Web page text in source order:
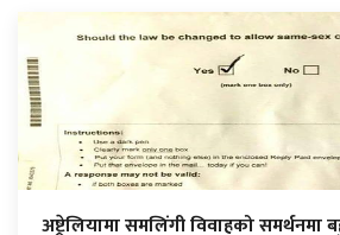
अष्ट्रेलियामा समलिंगी विवाहको समर्थनमा